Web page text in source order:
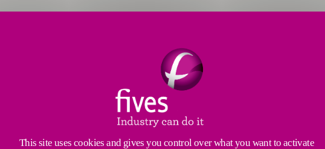
网站导航 图片版权
This site uses cookies and gives you control over what you want to activate